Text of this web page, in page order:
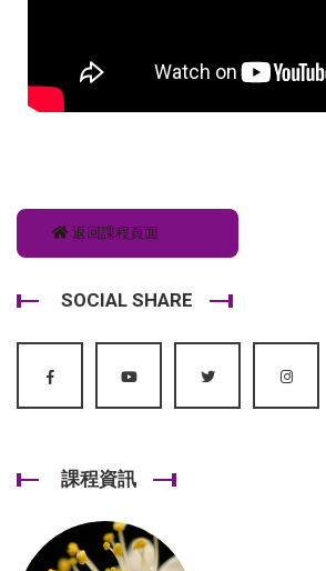
返回課程頁面
SOCIAL SHARE
課程資訊